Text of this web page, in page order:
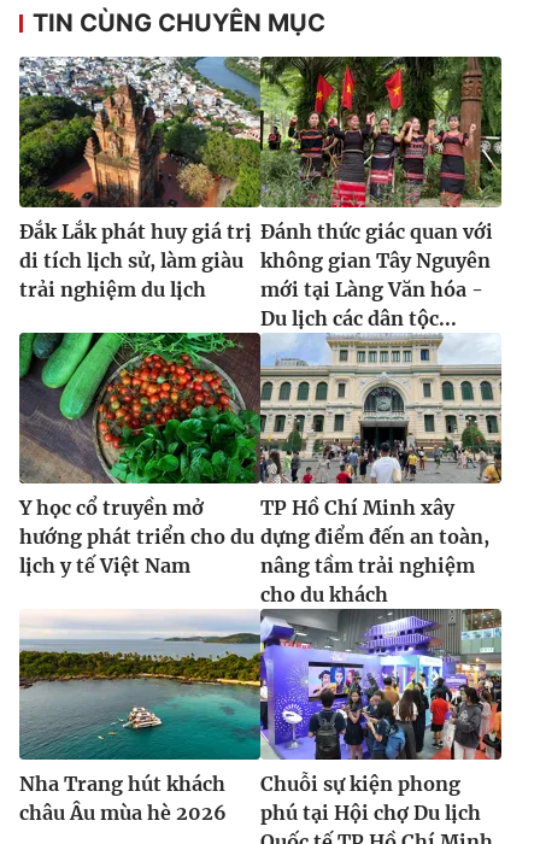
Ðiện thoại Thời báo VTV:024.66 897 897
Liên hệ quảng cáo:024-7300.7108
® Cấm sao chép dưới mọi hình thức nếu không có sự chấp
thuận bằng văn bản. Ghi rõ nguồn VTV.vn khi phát hành lại
thông tin từ website này.
TIN CÙNG CHUYÊN MỤC
Đắk Lắk phát huy giá trị
di tích lịch sử, làm giàu
trải nghiệm du lịch
Đánh thức giác quan với
không gian Tây Nguyên
mới tại Làng Văn hóa -
Du lịch các dân tộc...
Y học cổ truyền mở
hướng phát triển cho du
lịch y tế Việt Nam
TP Hồ Chí Minh xây
dựng điểm đến an toàn,
nâng tầm trải nghiệm
cho du khách
Nha Trang hút khách
châu Âu mùa hè 2026
Chuỗi sự kiện phong
phú tại Hội chợ Du lịch